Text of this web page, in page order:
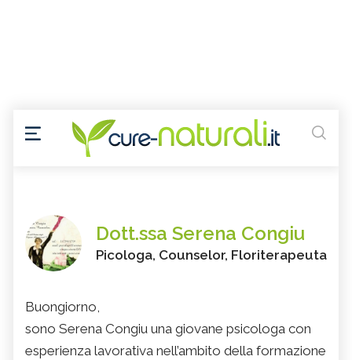
Dott.ssa Serena Congiu
Picologa, Counselor, Floriterapeuta
Buongiorno,
sono Serena Congiu una giovane psicologa con
esperienza lavorativa nell’ambito della formazione